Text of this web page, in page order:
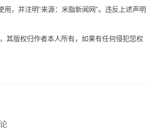
，并注明“来源：米脂新闻网”。违反上述声明
其版权归作者本人所有，如果有任何侵犯您权